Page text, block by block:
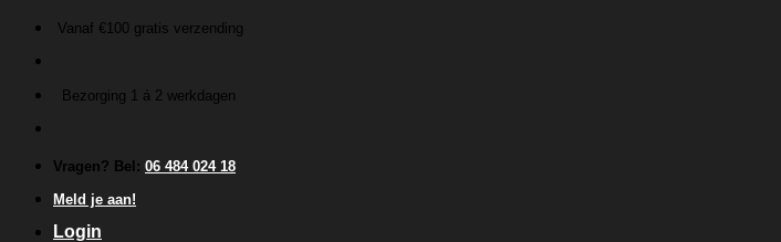
inhoud
Vanaf €100 gratis verzending
Bezorging 1 á 2 werkdagen
Vragen? Bel: 06 484 024 18
Meld je aan!
Login